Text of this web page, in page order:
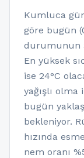
Kumluca
göre bugün
durumunun
En yüksek
ise 24°C
yağışlı
bugün
bekleniyor.
hızında
nem oranı